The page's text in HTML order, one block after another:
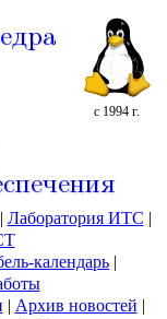
с 1994 г.
Лаборатория ИТС |
календарь |
| Архив новостей |